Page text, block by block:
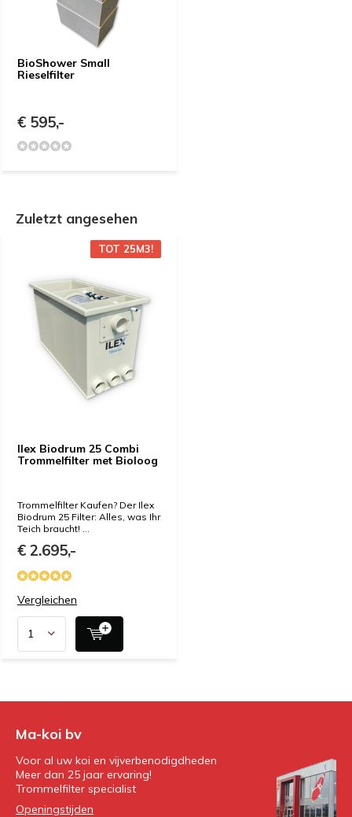
BioShower Small
Rieselfilter
€ 595,-
Zuletzt angesehen
Ilex Biodrum 25 Combi
Trommelfilter met Bioloog
TOT 25M3!
Trommelfilter Kaufen? Der Ilex
Biodrum 25 Filter: Alles, was Ihr
Teich braucht! ...
€ 2.695,-
Vergleichen
Ma-koi bv
Voor al uw koi en vijverbenodigdheden
Meer dan 25 jaar ervaring!
Trommelfilter specialist
Openingstijden